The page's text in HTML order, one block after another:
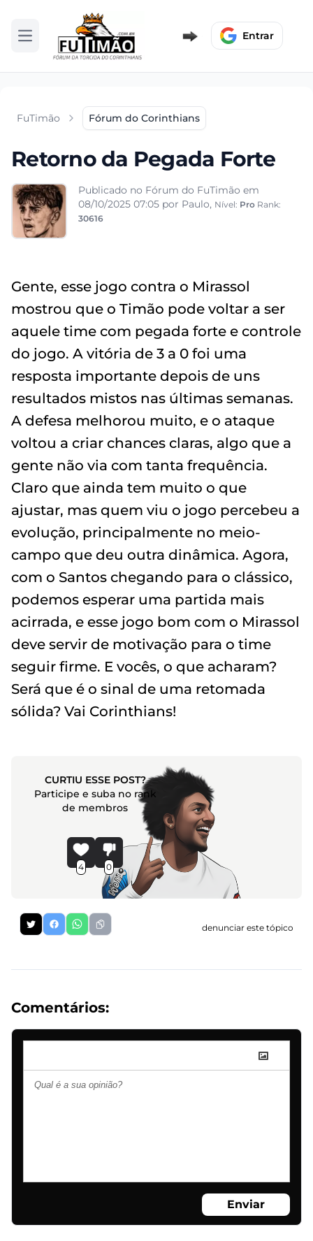
Abrir menu Entrar
FuTimão Fórum do Corinthians
Retorno da Pegada Forte
Publicado no Fórum do FuTimão em
08/10/2025 07:05 por Paulo, Nível: Pro Rank:
30616
Gente, esse jogo contra o Mirassol
mostrou que o Timão pode voltar a ser
aquele time com pegada forte e controle
do jogo. A vitória de 3 a 0 foi uma
resposta importante depois de uns
resultados mistos nas últimas semanas.
A defesa melhorou muito, e o ataque
voltou a criar chances claras, algo que a
gente não via com tanta frequência.
Claro que ainda tem muito o que
ajustar, mas quem viu o jogo percebeu a
evolução, principalmente no meio-
campo que deu outra dinâmica. Agora,
com o Santos chegando para o clássico,
podemos esperar uma partida mais
acirrada, e esse jogo bom com o Mirassol
deve servir de motivação para o time
seguir firme. E vocês, o que acharam?
Será que é o sinal de uma retomada
sólida? Vai Corinthians!
CURTIU ESSE POST?
Participe e suba no rank
de membros
4 0
denunciar este tópico
Comentários:
Enviar